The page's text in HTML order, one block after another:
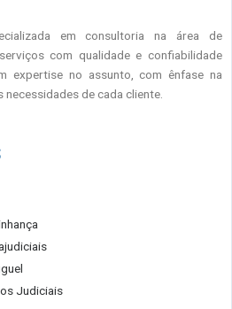
em consultoria na área de
com qualidade e confiabilidade
expertise no assunto, com ênfase na
de cada cliente.
Judiciais